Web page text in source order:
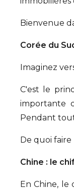
Bienvenue
Corée du
Imaginez
C'est le
importante
Pendant
De quoi
Chine : le
En Chine, le